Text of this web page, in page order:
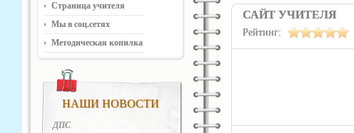
Страница учителя
Мы в соц.сетях
Методическая копилка
НАШИ НОВОСТИ
ДПС
САЙТ УЧИТЕЛЯ
Рейтинг: